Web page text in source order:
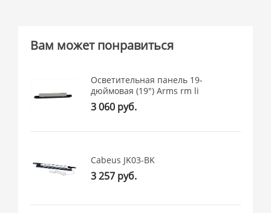
Вам может понравиться
Осветительная панель 19-
дюймовая (19") Arms rm li
3 060 руб.
Cabeus JK03-BK
3 257 руб.